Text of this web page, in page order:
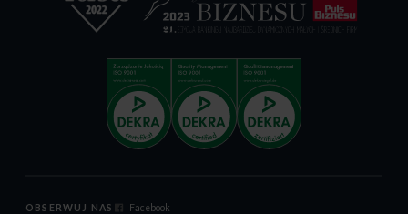
OBSERWUJ NAS
Facebook